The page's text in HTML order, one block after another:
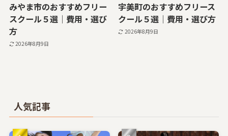
みやま市のおすすめフリー
スクール５選｜費用・選び
方
2026年8月9日
宇美町のおすすめフリース
クール５選｜費用・選び方
2026年8月9日
人気記事